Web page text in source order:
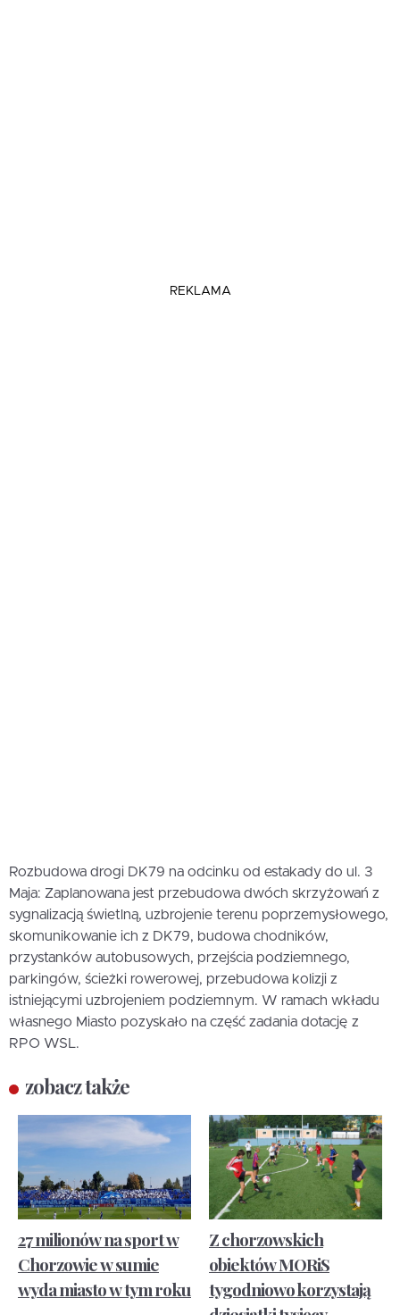
REKLAMA
Rozbudowa drogi DK79 na odcinku od estakady do ul. 3
Maja: Zaplanowana jest przebudowa dwóch skrzyżowań z
sygnalizacją świetlną, uzbrojenie terenu poprzemysłowego,
skomunikowanie ich z DK79, budowa chodników,
przystanków autobusowych, przejścia podziemnego,
parkingów, ścieżki rowerowej, przebudowa kolizji z
istniejącymi uzbrojeniem podziemnym. W ramach wkładu
własnego Miasto pozyskało na część zadania dotację z
RPO WSL.
zobacz także
27 milionów na sport w
Chorzowie w sumie
wyda miasto w tym roku
Z chorzowskich
obiektów MORiS
tygodniowo korzystają